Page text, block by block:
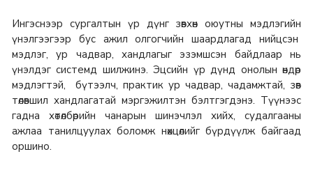
Ингэснээр сургалтын үр дүнг зөвхөн оюутны мэдлэгийн
үнэлгээгээр бус ажил олгогчийн шаардлагад нийцсэн
мэдлэг, ур чадвар, хандлагыг эзэмшсэн байдлаар нь
үнэлдэг системд шилжинэ. Эцсийн үр дүнд онолын өндөр
мэдлэгтэй, бүтээлч, практик ур чадвар, чадамжтай, зөв
төлөвшил хандлагатай мэргэжилтэн бэлтгэгдэнэ. Түүнээс
гадна хөтөлбөрийн чанарын шинэчлэл хийх, судалгааны
ажлаа танилцуулах боломж нөхцөлийг бүрдүүлж байгаад
оршино.